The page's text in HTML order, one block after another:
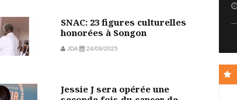
SNAC: 23 figures culturelles
honorées à Songon
JDA 24/09/2025
Jessie J sera opérée une